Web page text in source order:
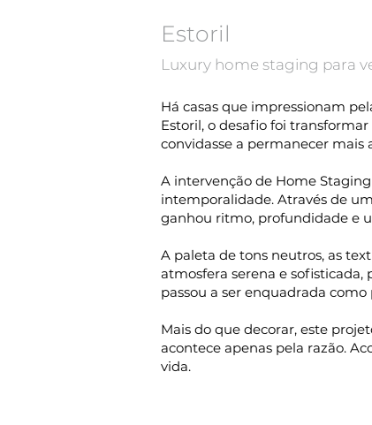
Estoril
Luxury home staging para
Há casas que impressionam
Estoril, o desafio foi
convidasse a permanecer mais
A intervenção de Home
intemporalidade. Através de
ganhou ritmo, profundidade e
A paleta de tons neutros, as
atmosfera serena e
passou a ser enquadrada
Mais do que decorar, este
acontece apenas pela razão.
vida.